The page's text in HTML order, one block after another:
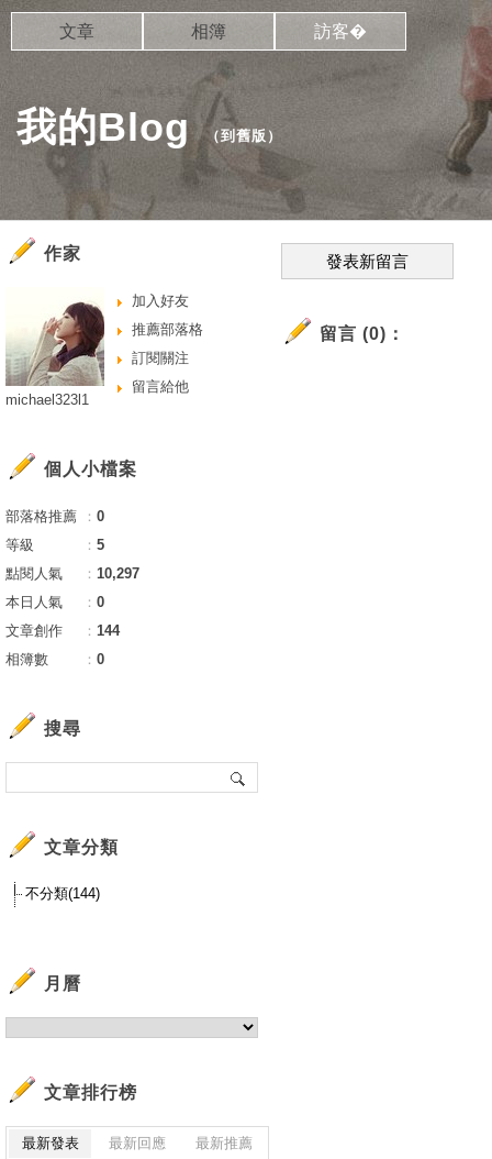
我的Blog（到舊版 ）
文章 相簿 訪客�
發表新留言
留言 (0)：
作家
加入好友
推薦部落格
訂閱關注
留言給他
michael323l1
個人小檔案
部落格推薦 ： 0
等級
： 5
點閱人氣
： 10,297
本日人氣
： 0
文章創作
： 144
相簿數
： 0
搜尋
文章分類
不分類(144)
月曆
文章排行榜
最新發表 最新回應
最新推薦